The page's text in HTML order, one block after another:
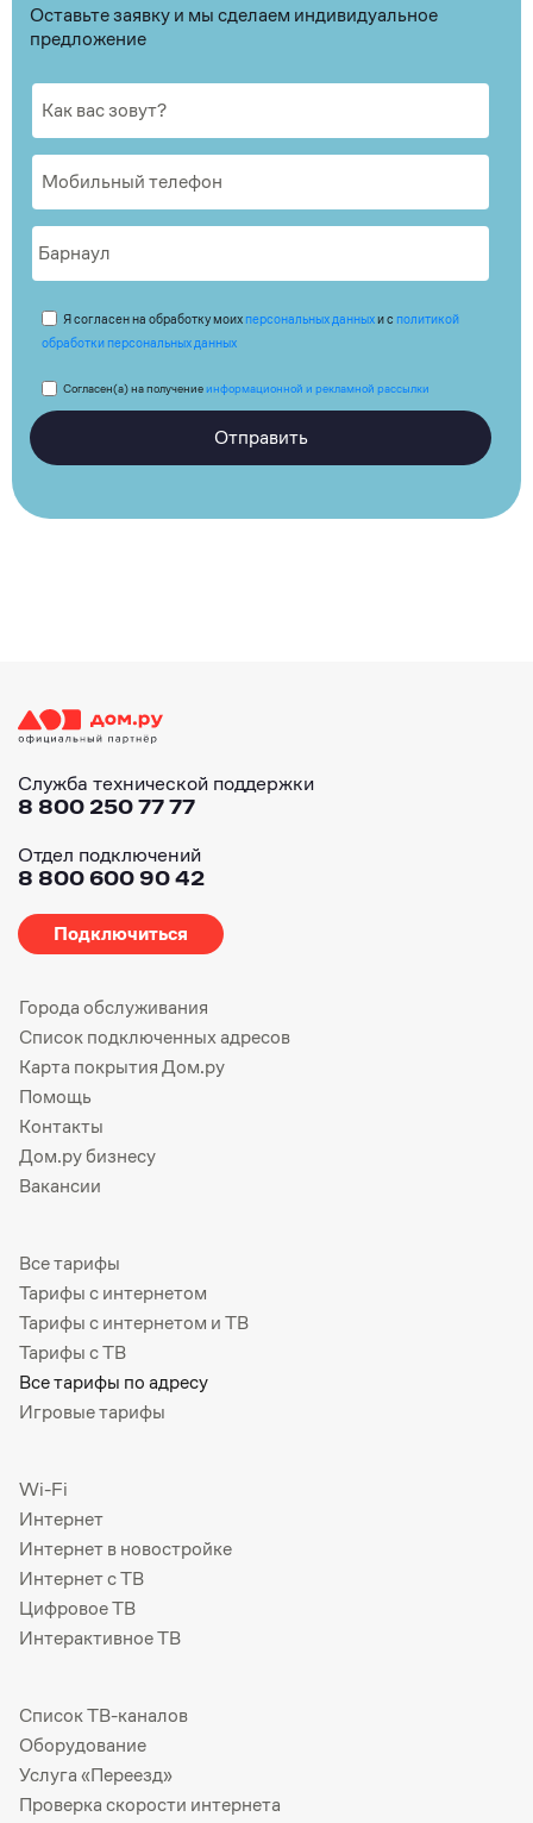
Оставьте заявку и мы сделаем индивидуальное
предложение
Я согласен на обработку моих персональных данныхи с политикой
обработки персональных данных
Согласен(а) на получениеинформационной и рекламной рассылки
Отправить
Служба технической поддержки
8 800 250 77 77
Отдел подключений
8 800 600 90 42
Подключиться
Города обслуживания
Список подключенных адресов
Карта покрытия Дом.ру
Помощь
Контакты
Дом.ру бизнесу
Вакансии
Все тарифы
Тарифы с интернетом
Тарифы с интернетом и ТВ
Тарифы с ТВ
Все тарифы по адресу
Игровые тарифы
Wi-Fi
Интернет
Интернет в новостройке
Интернет с ТВ
Цифровое ТВ
Интерактивное ТВ
Список ТВ-каналов
Оборудование
Услуга «Переезд»
Проверка скорости интернета